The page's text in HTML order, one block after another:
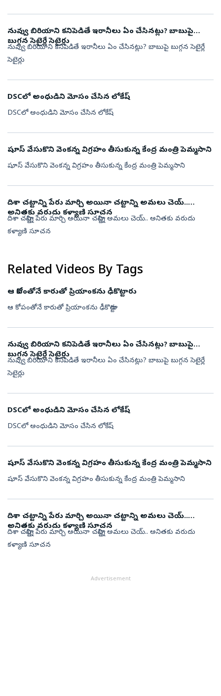
నువ్వు బిరియాని కనిపెడితే ఇరానీలు ఏం చేసినట్లు? బాబుపై
బుగ్గన సెటైర్లే సెటైర్లు
నువ్వు బిరియాని కనిపెడితే ఇరానీలు ఏం చేసినట్లు? బాబుపై బుగ్గన సెటైర్లే
సెటైర్లు
DSCలో అంధుడిని మోసం చేసిన లోకేష్
DSCలో అంధుడిని మోసం చేసిన లోకేష్
షూస్ వేసుకొని వెంకన్న విగ్రహం తీసుకున్న కేంద్ర మంత్రి పెమ్మసాని
షూస్ వేసుకొని వెంకన్న విగ్రహం తీసుకున్న కేంద్ర మంత్రి పెమ్మసాని
దిశా చట్టాన్ని పేరు మార్చి అయినా చట్టాన్ని అమలు చెయ్..
అనితకు వరుదు కళ్యాణి సూచన
దిశా చట్టాన్ని పేరు మార్చి అయినా చట్టాన్ని అమలు చెయ్.. అనితకు వరుదు
కళ్యాణి సూచన
Related Videos By Tags
ఆ కోపంతోనే కారుతో ప్రియాంకను ఢీకొట్టారు
ఆ కోపంతోనే కారుతో ప్రియాంకను ఢీకొట్టారు
నువ్వు బిరియాని కనిపెడితే ఇరానీలు ఏం చేసినట్లు? బాబుపై
బుగ్గన సెటైర్లే సెటైర్లు
నువ్వు బిరియాని కనిపెడితే ఇరానీలు ఏం చేసినట్లు? బాబుపై బుగ్గన సెటైర్లే
సెటైర్లు
DSCలో అంధుడిని మోసం చేసిన లోకేష్
DSCలో అంధుడిని మోసం చేసిన లోకేష్
షూస్ వేసుకొని వెంకన్న విగ్రహం తీసుకున్న కేంద్ర మంత్రి పెమ్మసాని
షూస్ వేసుకొని వెంకన్న విగ్రహం తీసుకున్న కేంద్ర మంత్రి పెమ్మసాని
దిశా చట్టాన్ని పేరు మార్చి అయినా చట్టాన్ని అమలు చెయ్..
అనితకు వరుదు కళ్యాణి సూచన
దిశా చట్టాన్ని పేరు మార్చి అయినా చట్టాన్ని అమలు చెయ్.. అనితకు వరుదు
కళ్యాణి సూచన
Advertisement